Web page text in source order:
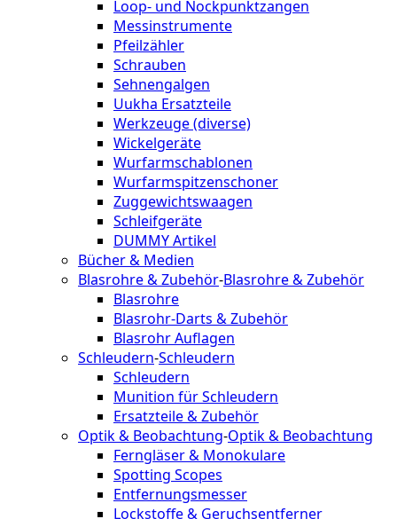
Loop- und Nockpunktzangen
Messinstrumente
Pfeilzähler
Schrauben
Sehnengalgen
Uukha Ersatzteile
Werkzeuge (diverse)
Wickelgeräte
Wurfarmschablonen
Wurfarmspitzenschoner
Zuggewichtswaagen
Schleifgeräte
DUMMY Artikel
Bücher & Medien
Blasrohre & Zubehör-Blasrohre & Zubehör
Blasrohre
Blasrohr-Darts & Zubehör
Blasrohr Auflagen
Schleudern-Schleudern
Schleudern
Munition für Schleudern
Ersatzteile & Zubehör
Optik & Beobachtung-Optik & Beobachtung
Ferngläser & Monokulare
Spotting Scopes
Entfernungsmesser
Lockstoffe & Geruchsentferner